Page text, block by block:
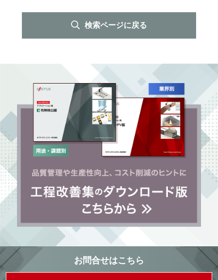
検索ページに戻る
お問合せはこちら